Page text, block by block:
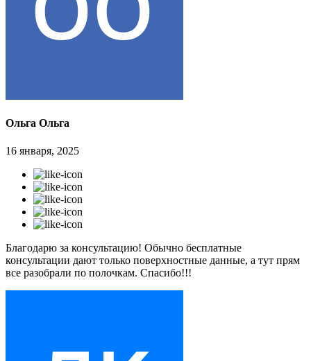
Ольга Ольга
16 января, 2025
Благодарю за консультацию! Обычно бесплатные
консультации дают только поверхностные данные, а тут прям
все разобрали по полочкам. Спасибо!!!